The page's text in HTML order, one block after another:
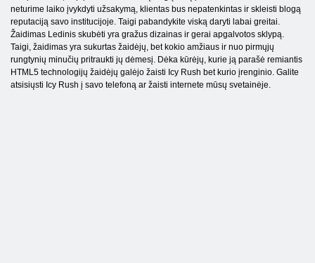
neturime laiko įvykdyti užsakymą, klientas bus nepatenkintas ir skleisti blogą
reputaciją savo institucijoje. Taigi pabandykite viską daryti labai greitai.
Žaidimas Ledinis skubėti yra gražus dizainas ir gerai apgalvotos sklypą.
Taigi, žaidimas yra sukurtas žaidėjų, bet kokio amžiaus ir nuo pirmųjų
rungtynių minučių pritraukti jų dėmesį. Dėka kūrėjų, kurie ją parašė remiantis
HTML5 technologijų žaidėjų galėjo žaisti Icy Rush bet kurio įrenginio. Galite
atsisiųsti Icy Rush į savo telefoną ar žaisti internete mūsų svetainėje.